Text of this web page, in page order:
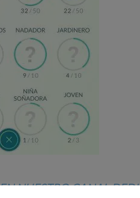
NUESTRO CANAL